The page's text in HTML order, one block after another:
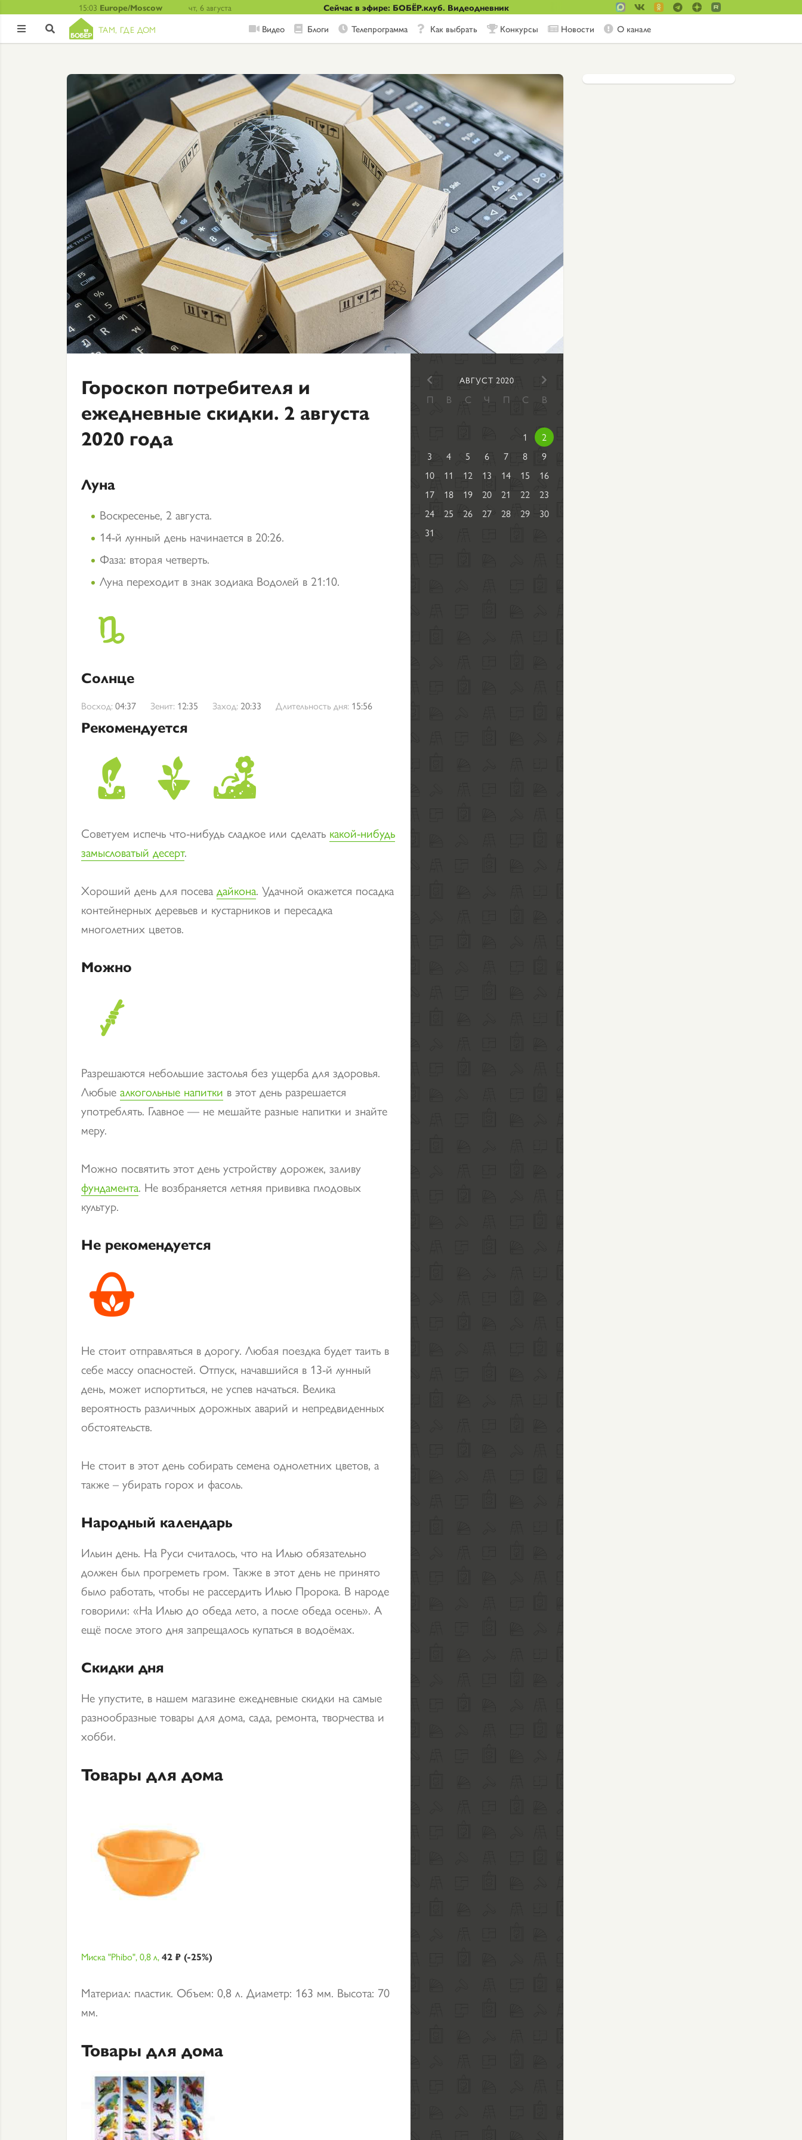
15:03 Europe/Moscow чт, 6 августа Сейчас в эфире: БОБЁР.клуб. Видеодневник
  ТАМ, ГДЕ ДОМ Видео Блоги Телепрограмма Как выбрать Конкурсы Новости О канале
Гороскоп потребителя и
ежедневные скидки. 2 августа
2020 года
Луна
Воскресенье, 2 августа.
14-й лунный день начинается в 20:26.
Фаза: вторая четверть.
Луна переходит в знак зодиака Водолей в 21:10.
Солнце
Восход: 04:37 Зенит: 12:35 Заход: 20:33 Длительность дня: 15:56
Рекомендуется
Советуем испечь что-нибудь сладкое или сделать какой-нибудь
замысловатый десерт.
Хороший день для посева дайкона. Удачной окажется посадка
контейнерных деревьев и кустарников и пересадка
многолетних цветов.
Можно
Разрешаются небольшие застолья без ущерба для здоровья.
Любые алкогольные напитки в этот день разрешается
употреблять. Главное — не мешайте разные напитки и знайте
меру.
Можно посвятить этот день устройству дорожек, заливу
фундамента. Не возбраняется летняя прививка плодовых
культур.
Не рекомендуется
Не стоит отправляться в дорогу. Любая поездка будет таить в
себе массу опасностей. Отпуск, начавшийся в 13-й лунный
день, может испортиться, не успев начаться. Велика
вероятность различных дорожных аварий и непредвиденных
обстоятельств.
Не стоит в этот день собирать семена однолетних цветов, а
также – убирать горох и фасоль.
Народный календарь
Ильин день. На Руси считалось, что на Илью обязательно
должен был прогреметь гром. Также в этот день не принято
было работать, чтобы не рассердить Илью Пророка. В народе
говорили: «На Илью до обеда лето, а после обеда осень». А
ещё после этого дня запрещалось купаться в водоёмах.
Скидки дня
Не упустите, в нашем магазине ежедневные скидки на самые
разнообразные товары для дома, сада, ремонта, творчества и
хобби.
Товары для дома
Миска "Phibo", 0,8 л,42 ₽ (-25%)
Материал: пластик. Объем: 0,8 л. Диаметр: 163 мм. Высота: 70
мм.
Товары для дома
АВГУСТ 2020
П В С Ч П С В
1
2
3
4 5 6 7 8
9
10
11 12 13 14 15
16
17
18 19 20 21 22
23
24
25 26 27 28 29
30
31